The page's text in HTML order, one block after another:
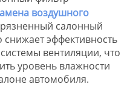
воздушного
салонный
снижает эффективность
вентиляции, что
уровень влажности
автомобиля.